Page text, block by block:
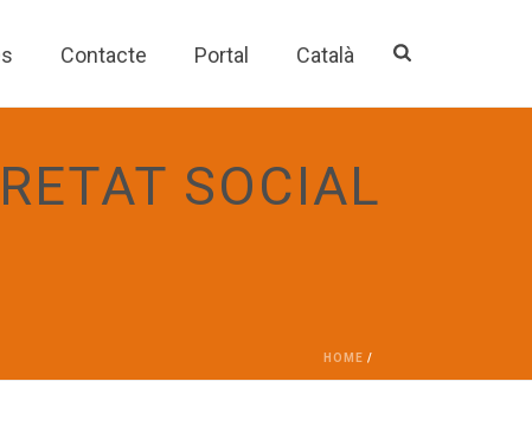
Contacte Portal Català
SOCIAL
HOME /